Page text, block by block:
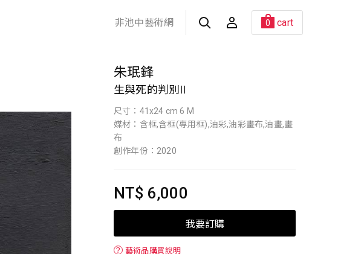
非池中藝術網 0 cart
朱珉鋒
生與死的判別II
尺寸：41x24 cm 6 M
媒材：含框,含框(專用框),油彩,油彩畫布,油畫,畫
布
創作年份：2020
NT$ 6,000
我要訂購
？ 藝術品購買說明